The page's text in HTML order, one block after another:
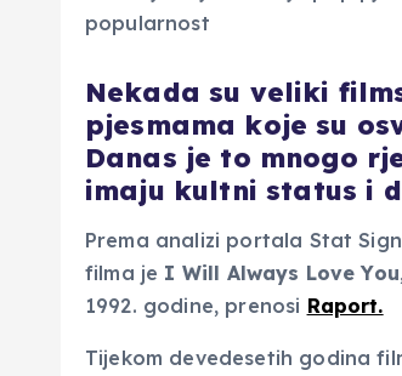
Nekada su veliki
pjesmama koje su
Danas je to mnogo
imaju kultni status i
Prema analizi portala Stat
filma je I Will Always Love You
1992. godine, prenosi Raport.
Tijekom devedesetih godina